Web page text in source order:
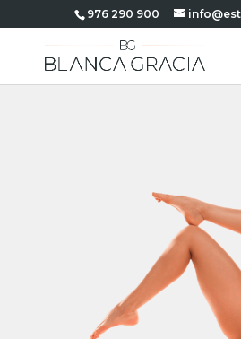
976 290 900